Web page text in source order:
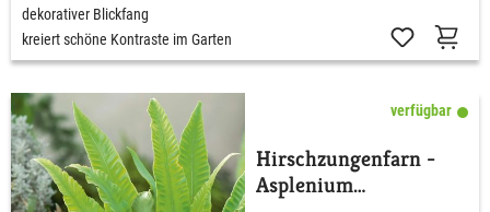
dekorativer Blickfang
kreiert schöne Kontraste im Garten
verfügbar
Hirschzungenfarn -
Asplenium